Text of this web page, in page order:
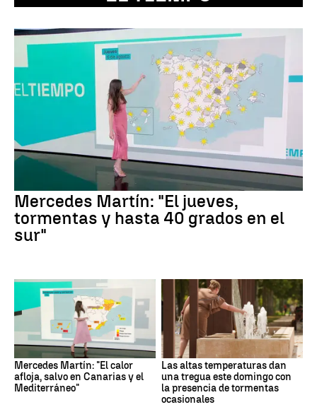
Mercedes Martín: "El jueves,
tormentas y hasta 40 grados en el
sur"
Mercedes Martín: "El calor
afloja, salvo en Canarias y el
Mediterráneo"
Las altas temperaturas dan
una tregua este domingo con
la presencia de tormentas
ocasionales